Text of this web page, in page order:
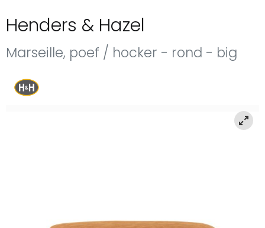
Henders & Hazel
Marseille, poef / hocker - rond - big